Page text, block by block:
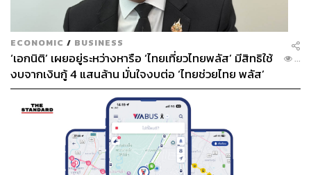
ECONOMIC / BUSINESS
‘เอกนิติ’ เผยอยู่ระหว่างหารือ ‘ไทยเที่ยวไทยพลัส’ มีสิทธิใช้
งบจากเงินกู้ 4 แสนล้าน มั่นใจงบต่อ ‘ไทยช่วยไทย พลัส’
เฟส 2 มีเพียงพอ
...